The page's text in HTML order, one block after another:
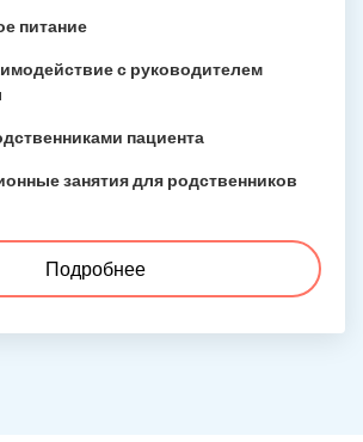
питание
с руководителем
пациента
занятия для родственников
Подробнее